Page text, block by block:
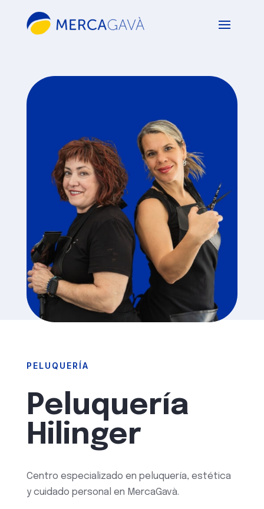
PELUQUERÍA
Peluquería
Hilinger
Centro especializado en peluquería, estética
y cuidado personal en MercaGavà.